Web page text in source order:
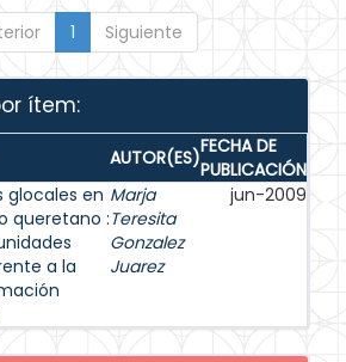
1 Siguiente
ítem:
AUTOR(ES)FECHA DE
PUBLICACIÓN
glocales en
queretano :
a la
Marja
Teresita
Gonzalez
Juarez
jun-2009